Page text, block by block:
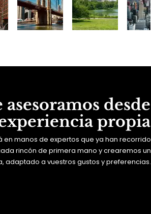
asesoramos desde
propia
en manos de expertos que ya han recorrido
rincón de primera mano y crearemos un
adaptado a vuestros gustos y preferencias.